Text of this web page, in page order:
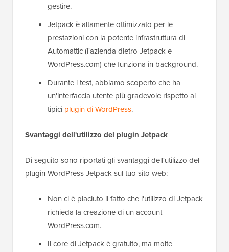
gestire.
Jetpack è altamente ottimizzato per le
prestazioni con la potente infrastruttura di
Automattic (l'azienda dietro Jetpack e
WordPress.com) che funziona in background.
Durante i test, abbiamo scoperto che ha
un'interfaccia utente più gradevole rispetto ai
tipici plugin di WordPress.
Svantaggi dell'utilizzo del plugin Jetpack
Di seguito sono riportati gli svantaggi dell'utilizzo del
plugin WordPress Jetpack sul tuo sito web:
Non ci è piaciuto il fatto che l'utilizzo di Jetpack
richieda la creazione di un account
WordPress.com.
Il core di Jetpack è gratuito, ma molte